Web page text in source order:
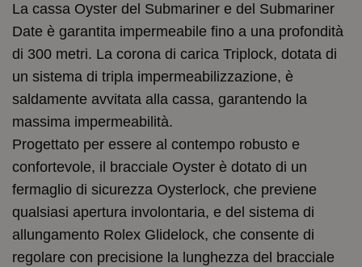
La cassa Oyster del Submariner e del Submariner
Date è garantita impermeabile fino a una profondità
di 300 metri. La corona di carica Triplock, dotata di
un sistema di tripla impermeabilizzazione, è
saldamente avvitata alla cassa, garantendo la
massima impermeabilità.
Progettato per essere al contempo robusto e
confortevole, il bracciale Oyster è dotato di un
fermaglio di sicurezza Oysterlock, che previene
qualsiasi apertura involontaria, e del sistema di
allungamento Rolex Glidelock, che consente di
regolare con precisione la lunghezza del bracciale